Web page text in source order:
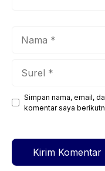
Situs
web
Simpan nama, email,
komentar saya